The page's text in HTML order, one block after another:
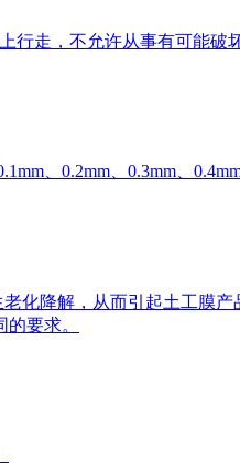
走，不允许从事有可能破
、0.2mm、0.3mm、
化降解，从而引起土工膜
要求。